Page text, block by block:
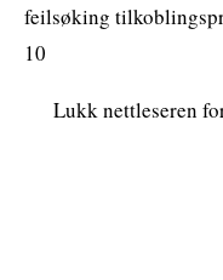
feilsøking
10
Lukk nettleseren